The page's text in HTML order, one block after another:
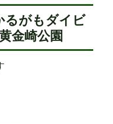
るがもダイビ
金崎公園